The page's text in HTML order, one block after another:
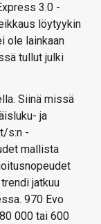
3.0 -
löytyykin
ole lainkaan
tullut julki
Siinä missä
ja
s:n -
mallista
jatkuu
970 Evo
000 tai 600